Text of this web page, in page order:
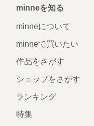
minneを知る
minneについて
minneで買いたい
作品をさがす
ショップをさがす
ランキング
特集